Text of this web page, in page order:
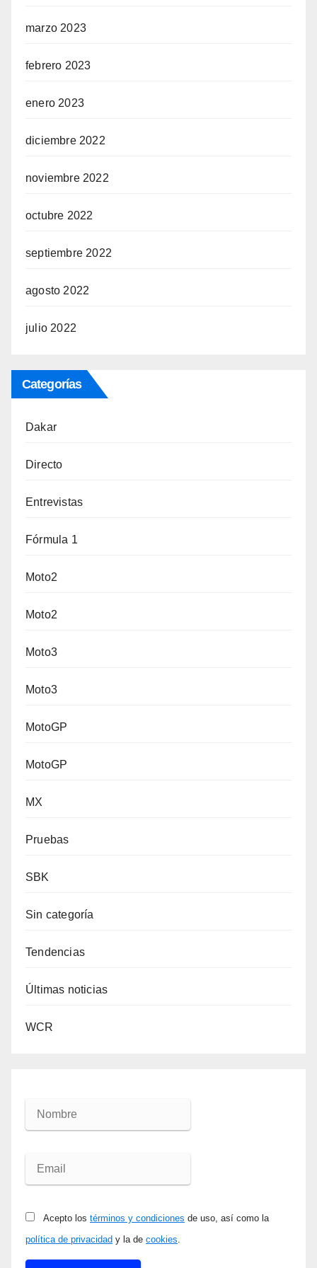
marzo 2023
febrero 2023
enero 2023
diciembre 2022
noviembre 2022
octubre 2022
septiembre 2022
agosto 2022
julio 2022
Categorías
Dakar
Directo
Entrevistas
Fórmula 1
Moto2
Moto2
Moto3
Moto3
MotoGP
MotoGP
MX
Pruebas
SBK
Sin categoría
Tendencias
Últimas noticias
WCR
Acepto los términos y condiciones de uso, así como la
política de privacidad y la de cookies.